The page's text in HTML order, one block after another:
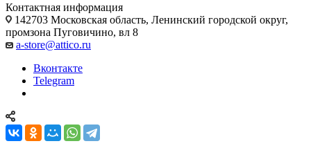
Контактная информация
142703 Московская область, Ленинский городской округ,
промзона Пуговичино, вл 8
a-store@attico.ru
Вконтакте
Telegram